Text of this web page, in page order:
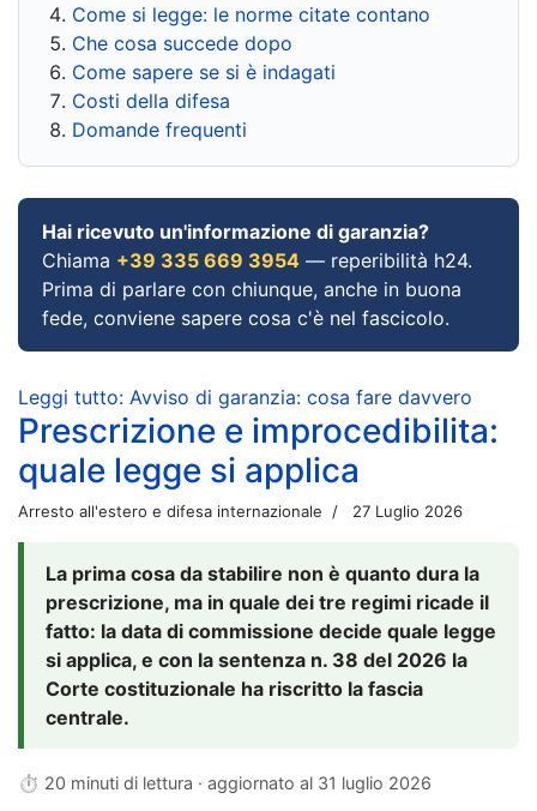
Come si legge: le norme citate contano
Che cosa succede dopo
Come sapere se si è indagati
Costi della difesa
Domande frequenti
Hai ricevuto un'informazione di garanzia?
Chiama +39 335 669 3954 — reperibilità h24.
Prima di parlare con chiunque, anche in buona
fede, conviene sapere cosa c'è nel fascicolo.
Leggi tutto: Avviso di garanzia: cosa fare davvero
Prescrizione e improcedibilita:
quale legge si applica
Arresto all'estero e difesa internazionale 27 Luglio 2026
La prima cosa da stabilire non è quanto dura la
prescrizione, ma in quale dei tre regimi ricade il
fatto: la data di commissione decide quale legge
si applica, e con la sentenza n. 38 del 2026 la
Corte costituzionale ha riscritto la fascia
centrale.
⏱ 20 minuti di lettura · aggiornato al 31 luglio 2026